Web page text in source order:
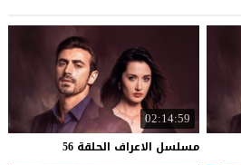
02:14:59
مسلسل الاعراف الحلقة 56